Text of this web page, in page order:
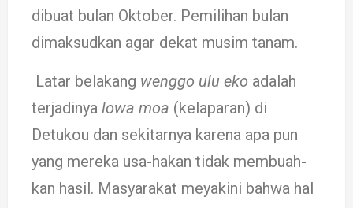
dibuat bu­­lan Oktober. Pemilihan bulan
dimaksudkan agar dekat musim tanam.
Latar belakang weng­go ulu eko adalah
ter­­­jadinya lowa moa (ke­­­­­laparan) di
Detukou dan sekitarnya ka­­­­­­­­­­rena apa pun
yang mereka usa-hakan tidak mem­­­­buah­
kan hasil. Masyarakat me­­­­yakini bah­­­wa hal